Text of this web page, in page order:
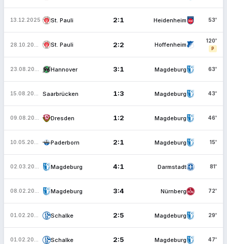
13.12.2025 St. Pauli 2:1 Heidenheim 53'
St. Pauli 2:2 Hoffenheim
120'
P
Hannover 3:1 Magdeburg 63'
Saarbrücken 1:3 Magdeburg 43'
Dresden 1:2 Magdeburg 46'
Paderborn 2:1 Magdeburg 15'
Magdeburg 4:1 Darmstadt 81'
Magdeburg 3:4 Nürnberg 72'
Schalke 2:5 Magdeburg 29'
Schalke 2:5 Magdeburg 47'